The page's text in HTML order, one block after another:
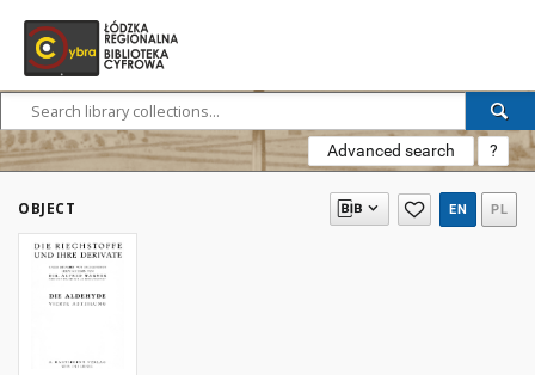
Advanced search ?
OBJECT EN PL